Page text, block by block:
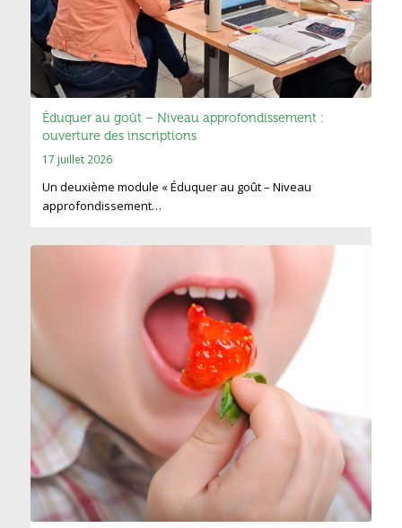
Éduquer au goût – Niveau approfondissement :
ouverture des inscriptions
17 juillet 2026
Un deuxième module « Éduquer au goût – Niveau
approfondissement…